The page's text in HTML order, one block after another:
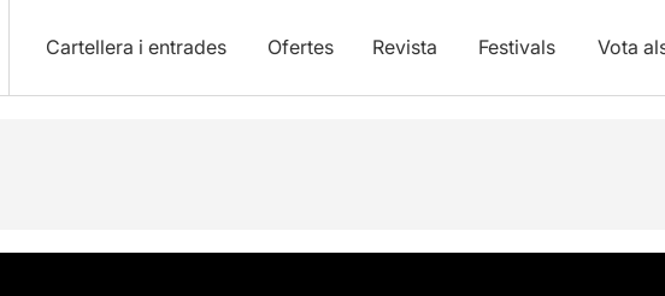
Cartellera i entrades Ofertes Revista Festivals Vota
Fitxa artística Fotos i vídeos